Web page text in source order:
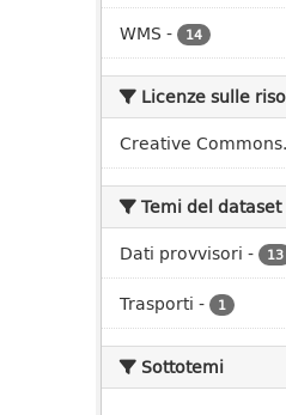
WMS - 14
Licenze sulle
Creative
Temi del dataset
Dati provvisori - 13
Trasporti - 1
Sottotemi